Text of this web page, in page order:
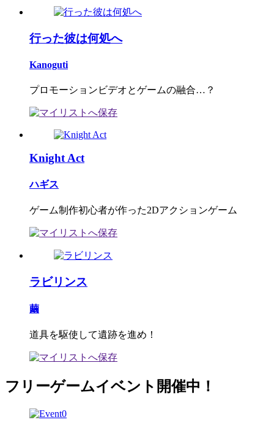
行った彼は何処へ
Kanoguti
プロモーションビデオとゲームの融合…？
Knight Act
ハギス
ゲーム制作初心者が作った2Dアクションゲーム
ラビリンス
繭
道具を駆使して遺跡を進め！
フリーゲームイベント開催中！